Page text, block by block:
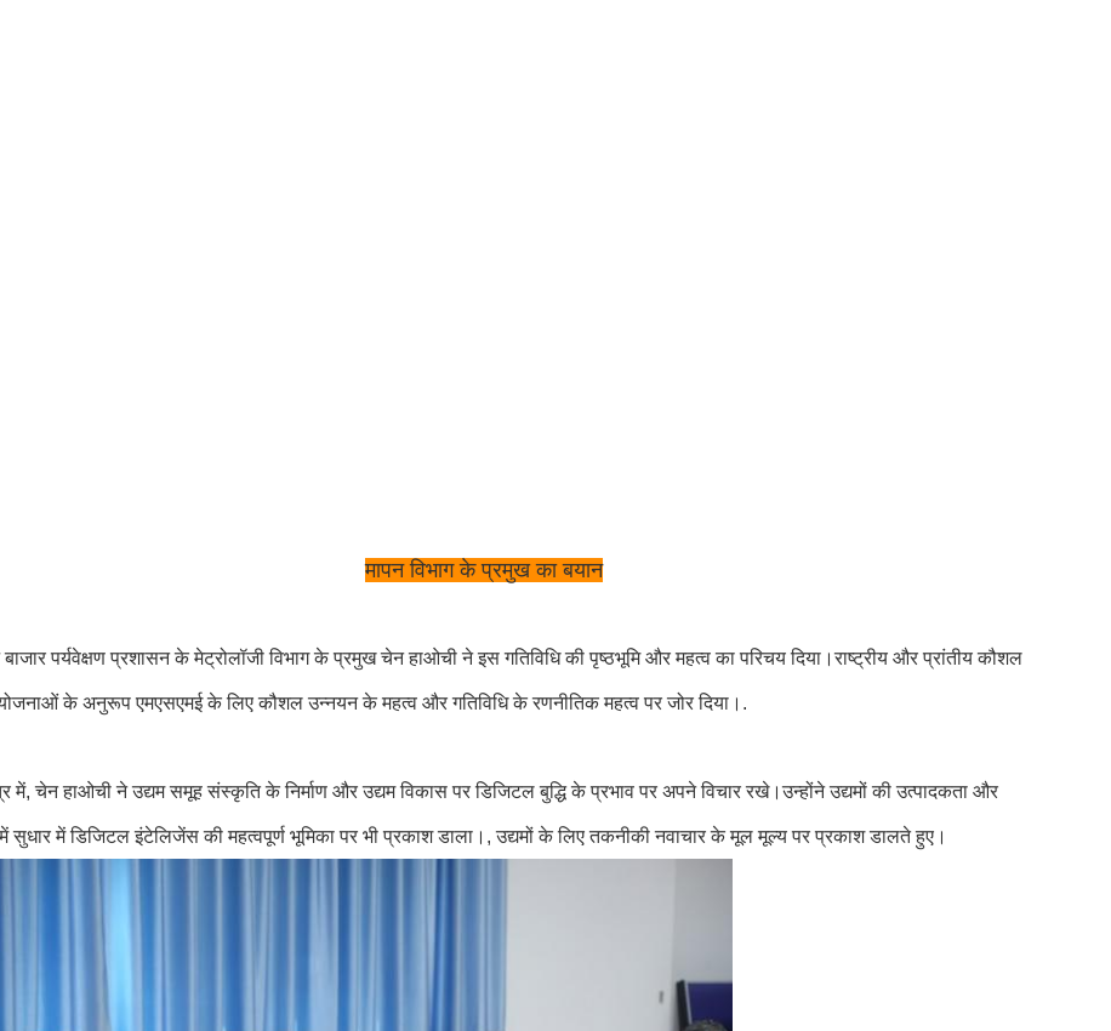
मापन विभाग के प्रमुख का बयान
पर्यवेक्षण प्रशासन के मेट्रोलॉजी विभाग के प्रमुख चेन हाओची ने इस गतिविधि की पृष्ठभूमि और महत्व का परिचय दिया।राष्ट्रीय और प्रांतीय कौशल
के अनुरूप एमएसएमई के लिए कौशल उन्नयन के महत्व और गतिविधि के रणनीतिक महत्व पर जोर दिया।.
में, चेन हाओची ने उद्यम समूह संस्कृति के निर्माण और उद्यम विकास पर डिजिटल बुद्धि के प्रभाव पर अपने विचार रखे।उन्होंने उद्यमों की उत्पादकता और
में सुधार में डिजिटल इंटेलिजेंस की महत्वपूर्ण भूमिका पर भी प्रकाश डाला।, उद्यमों के लिए तकनीकी नवाचार के मूल मूल्य पर प्रकाश डालते हुए।